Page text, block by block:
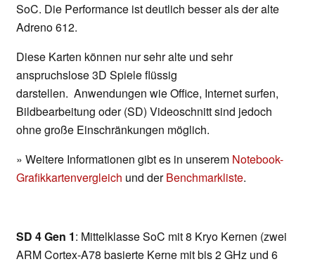
SoC. Die Performance ist deutlich besser als der alte
Adreno 612.
Diese Karten können nur sehr alte und sehr
anspruchslose 3D Spiele flüssig
darstellen. Anwendungen wie Office, Internet surfen,
Bildbearbeitung oder (SD) Videoschnitt sind jedoch
ohne große Einschränkungen möglich.
» Weitere Informationen gibt es in unserem Notebook-
Grafikkartenvergleich und derBenchmarkliste.
SD 4 Gen 1: Mittelklasse SoC mit 8 Kryo Kernen (zwei
ARM Cortex-A78 basierte Kerne mit bis 2 GHz und 6